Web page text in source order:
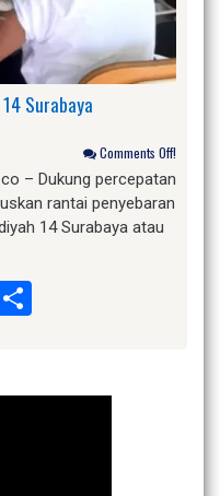
Surabaya
Comments Off!
– Dukung percepatan
rantai penyebaran
14 Surabaya atau